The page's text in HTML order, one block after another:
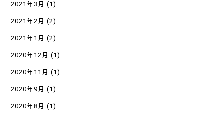
2021年3月 (1)
2021年2月 (2)
2021年1月 (2)
2020年12月 (1)
2020年11月 (1)
2020年9月 (1)
2020年8月 (1)